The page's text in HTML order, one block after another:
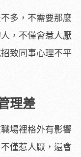
多，不需要那麼
，不僅會惹人厭
致同事心理不平
理差
場裡格外有影響
僅惹人厭，還會